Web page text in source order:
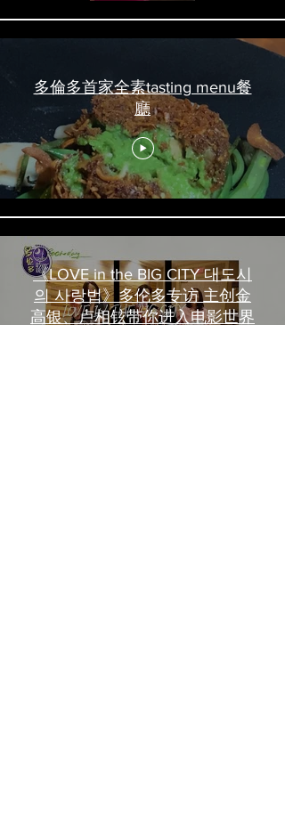
多倫多首家全素tasting menu餐
廳
《LOVE in the BIG CITY 대도시
의 사랑법》多伦多专访 主创金
高银、卢相铉带你进入电影世界